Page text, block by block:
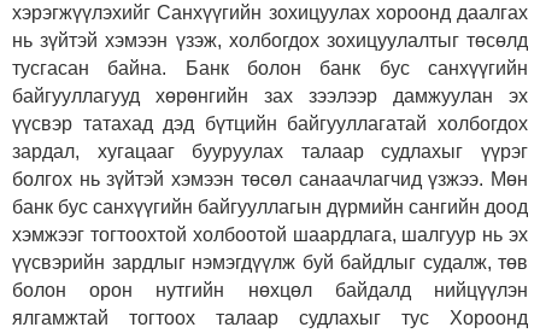
хэрэгжүүлэхийг Санхүүгийн зохицуулах хороонд даалгах
нь зүйтэй хэмээн үзэж, холбогдох зохицуулалтыг төсөлд
тусгасан байна. Банк болон банк бус санхүүгийн
байгууллагууд хөрөнгийн зах зээлээр дамжуулан эх
үүсвэр татахад дэд бүтцийн байгууллагатай холбогдох
зардал, хугацааг бууруулах талаар судлахыг үүрэг
болгох нь зүйтэй хэмээн төсөл санаачлагчид үзжээ. Мөн
банк бус санхүүгийн байгууллагын дүрмийн сангийн доод
хэмжээг тогтоохтой холбоотой шаардлага, шалгуур нь эх
үүсвэрийн зардлыг нэмэгдүүлж буй байдлыг судалж, төв
болон орон нутгийн нөхцөл байдалд нийцүүлэн
ялгамжтай тогтоох талаар судлахыг тус Хороонд